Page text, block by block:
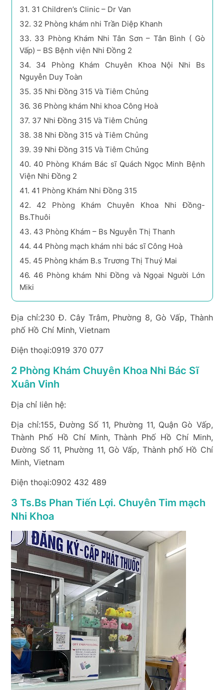
31. 31 Children’s Clinic – Dr Van
32. 32 Phòng khám nhi Trần Diệp Khanh
33. 33 Phòng Khám Nhi Tân Sơn – Tân Bình ( Gò
Vấp) – BS Bệnh viện Nhi Đồng 2
34. 34 Phòng Khám Chuyên Khoa Nội Nhi Bs
Nguyễn Duy Toàn
35. 35 Nhi Đồng 315 Và Tiêm Chủng
36. 36 Phòng khám Nhi khoa Công Hoà
37. 37 Nhi Đồng 315 Và Tiêm Chủng
38. 38 Nhi Đồng 315 và Tiêm Chủng
39. 39 Nhi Đồng 315 Và Tiêm Chủng
40. 40 Phòng Khám Bác sĩ Quách Ngọc Minh Bệnh
Viện Nhi Đồng 2
41. 41 Phòng Khám Nhi Đồng 315
42. 42 Phòng Khám Chuyên Khoa Nhi Đồng-
Bs.Thuôi
43. 43 Phòng Khám – Bs Nguyễn Thị Thanh
44. 44 Phòng mạch khám nhi bác sĩ Công Hoà
45. 45 Phòng khám B.s Trương Thị Thuý Mai
46. 46 Phòng khám Nhi Đồng và Ngọai Người Lớn
Miki
Địa chỉ:230 Đ. Cây Trâm, Phường 8, Gò Vấp, Thành
phố Hồ Chí Minh, Vietnam
Điện thoại:0919 370 077
2 Phòng Khám Chuyên Khoa Nhi Bác Sĩ
Xuân Vinh
Địa chỉ liên hệ:
Địa chỉ:155, Đường Số 11, Phường 11, Quận Gò Vấp,
Thành Phố Hồ Chí Minh, Thành Phố Hồ Chí Minh,
Đường Số 11, Phường 11, Gò Vấp, Thành phố Hồ Chí
Minh, Vietnam
Điện thoại:0902 432 489
3 Ts.Bs Phan Tiến Lợi. Chuyên Tim mạch
Nhi Khoa